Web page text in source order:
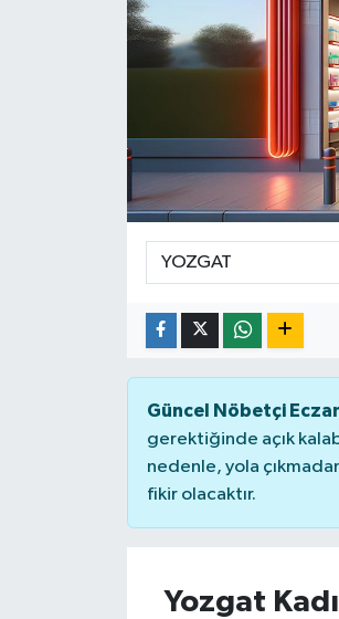
Güncel Nöbetçi
gerektiğinde açık
nedenle, yola
fikir olacaktır.
Yozgat